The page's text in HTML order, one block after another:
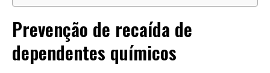
Prevenção de recaída de
dependentes químicos